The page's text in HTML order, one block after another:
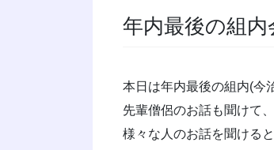
年内最後の組内
本日は年内最後の組内(今
先輩僧侶のお話も聞けて
様々な人のお話を聞ける